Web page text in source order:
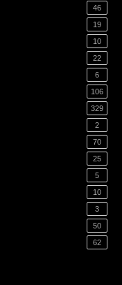
46
19
10
22
6
106
329
2
70
25
5
10
3
50
62